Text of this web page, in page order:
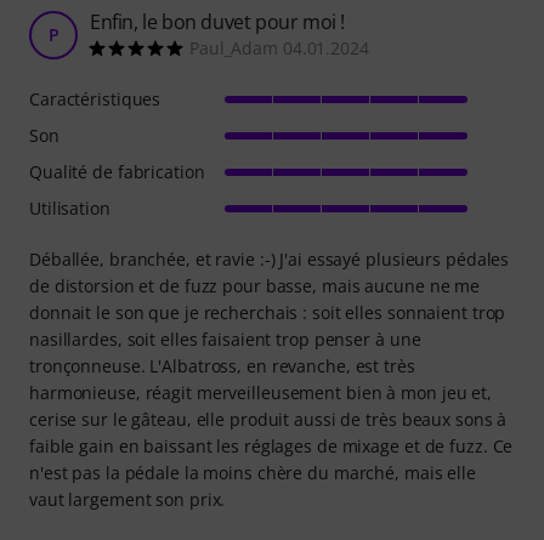
P Enfin, le bon duvet pour moi !
Paul_Adam 04.01.2024
Déballée, branchée, et ravie :-) J'ai essayé plusieurs pédales
de distorsion et de fuzz pour basse, mais aucune ne me
donnait le son que je recherchais : soit elles sonnaient trop
nasillardes, soit elles faisaient trop penser à une
tronçonneuse. L'Albatross, en revanche, est très
harmonieuse, réagit merveilleusement bien à mon jeu et,
cerise sur le gâteau, elle produit aussi de très beaux sons à
faible gain en baissant les réglages de mixage et de fuzz. Ce
n'est pas la pédale la moins chère du marché, mais elle
vaut largement son prix.
Caractéristiques
Son
Qualité de fabrication
Utilisation